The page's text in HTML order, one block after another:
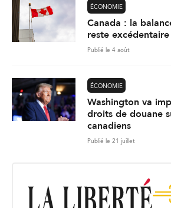
ÉCONOMIE
Canada : la
reste
Publié le 4 août
ÉCONOMIE
Washington va
droits de douane
canadiens
Publié le 21 juillet